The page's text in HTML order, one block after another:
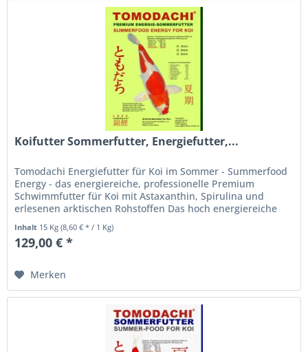
Koifutter Sommerfutter, Energiefutter,...
Tomodachi Energiefutter für Koi im Sommer - Summerfood
Energy - das energiereiche, professionelle Premium
Schwimmfutter für Koi mit Astaxanthin, Spirulina und
erlesenen arktischen Rohstoffen Das hoch energiereiche
Inhalt 15 Kg(8,60 € * / 1 Kg)
129,00 € *
Merken